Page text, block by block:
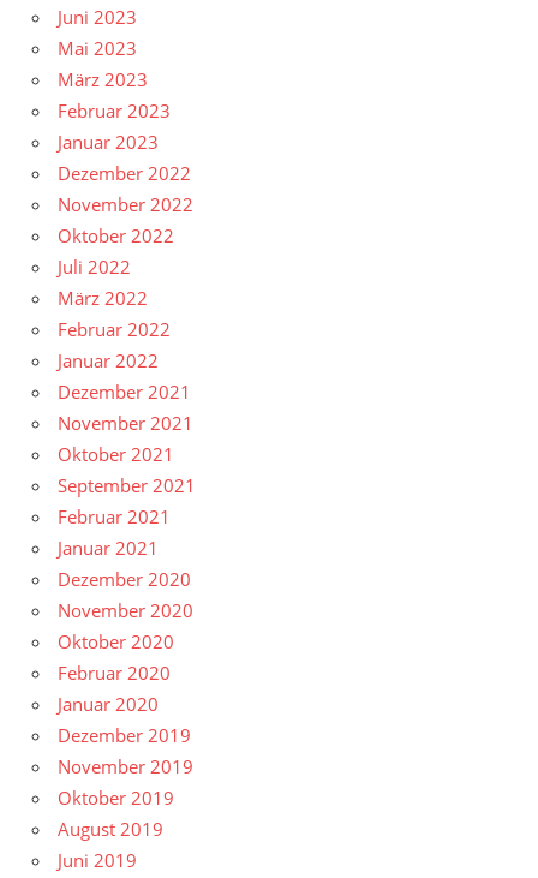
Juni 2023
Mai 2023
März 2023
Februar 2023
Januar 2023
Dezember 2022
November 2022
Oktober 2022
Juli 2022
März 2022
Februar 2022
Januar 2022
Dezember 2021
November 2021
Oktober 2021
September 2021
Februar 2021
Januar 2021
Dezember 2020
November 2020
Oktober 2020
Februar 2020
Januar 2020
Dezember 2019
November 2019
Oktober 2019
August 2019
Juni 2019